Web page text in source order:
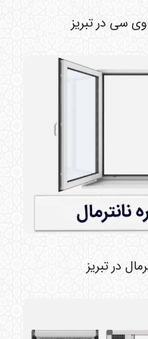
سی در تبریز
در تبریز